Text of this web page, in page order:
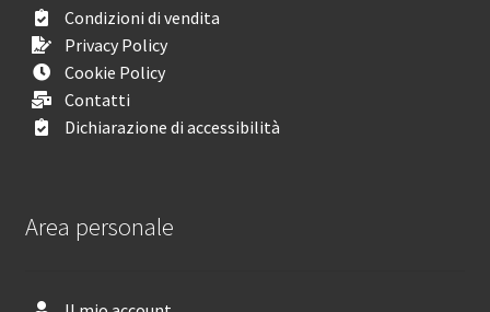
Condizioni di vendita
Privacy Policy
Cookie Policy
Contatti
Dichiarazione di accessibilità
Area personale